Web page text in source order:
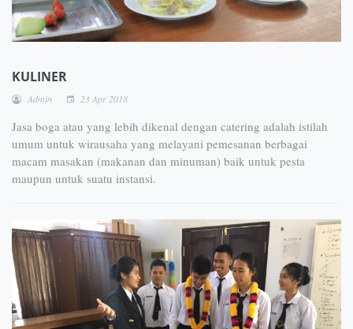
KULINER
Admin 23 Apr 2018
Jasa boga atau yang lebih dikenal dengan catering adalah istilah
umum untuk wirausaha yang melayani pemesanan berbagai
macam masakan (makanan dan minuman) baik untuk pesta
maupun untuk suatu instansi.